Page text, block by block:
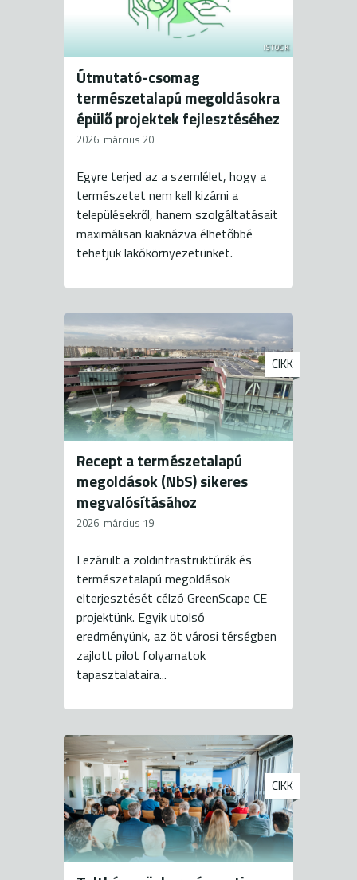
ISTOCK
Útmutató-csomag
természetalapú megoldásokra
épülő projektek fejlesztéséhez
2026. március 20.
Egyre terjed az a szemlélet, hogy a
természetet nem kell kizárni a
településekről, hanem szolgáltatásait
maximálisan kiaknázva élhetőbbé
tehetjük lakókörnyezetünket.
CIKK
Recept a természetalapú
megoldások (NbS) sikeres
megvalósításához
2026. március 19.
Lezárult a zöldinfrastruktúrák és
természetalapú megoldások
elterjesztését célzó GreenScape CE
projektünk. Egyik utolsó
eredményünk, az öt városi térségben
zajlott pilot folyamatok
tapasztalataira...
CIKK